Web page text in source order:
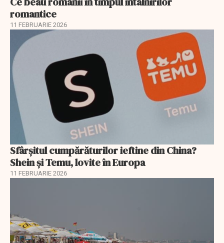
romantice
11 FEBRUARIE 2026
Sfârșitul cumpărăturilor ieftine din China?
Shein și Temu, lovite în Europa
11 FEBRUARIE 2026